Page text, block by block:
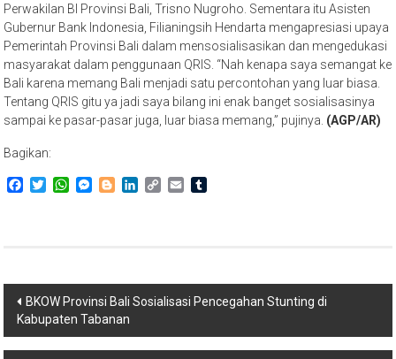
Perwakilan BI Provinsi Bali, Trisno Nugroho. Sementara itu Asisten
Gubernur Bank Indonesia, Filianingsih Hendarta mengapresiasi upaya
Pemerintah Provinsi Bali dalam mensosialisasikan dan mengedukasi
masyarakat dalam penggunaan QRIS. “Nah kenapa saya semangat ke
Bali karena memang Bali menjadi satu percontohan yang luar biasa.
Tentang QRIS gitu ya jadi saya bilang ini enak banget sosialisasinya
sampai ke pasar-pasar juga, luar biasa memang,” pujinya. (AGP/AR)
Bagikan:
Facebook
TwitterWhatsApp
Messenger
BloggerLinkedIn
CopyEmail
Navigasi
pos
BKOW Provinsi Bali Sosialisasi Pencegahan Stunting di
Kabupaten Tabanan